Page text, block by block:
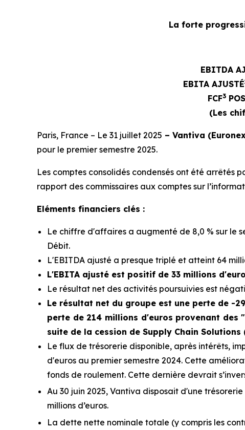
La forte
EBITDA
EBITA AJUSTÉ
FCF3
(Les
Paris, France – Le 31 juillet 2025 – Vantiva
pour le premier semestre 2025.
Les comptes consolidés condensés ont été arrêtés
rapport des commissaires aux comptes sur
Eléments financiers clés :
Le chiffre d'affaires a augmenté de 8,0 % sur le
Débit.
L'EBITDA ajusté a presque triplé et atteint 64
L'EBITA ajusté est positif de 33 millions
Le résultat net des activités poursuivies est
Le résultat net du groupe est une perte de -
perte de 214 millions d'euros provenant
suite de la cession de Supply Chain Solutions
Le flux de trésorerie disponible, après intérêts,
d'euros au premier semestre 2024. Cette
fonds de roulement. Cette dernière devrait
Au 30 juin 2025, Vantiva disposait d'une
millions d’euros.
La dette nette nominale totale (y compris les